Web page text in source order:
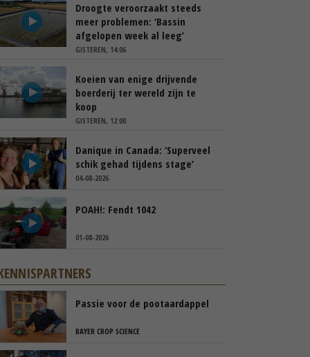
Droogte veroorzaakt steeds
meer problemen: ‘Bassin
afgelopen week al leeg’
GISTEREN, 14:06
Koeien van enige drijvende
boerderij ter wereld zijn te
koop
GISTEREN, 12:00
Danique in Canada: ‘Superveel
schik gehad tijdens stage’
04-08-2026
POAH!: Fendt 1042
01-08-2026
Passie voor de pootaardappel
BAYER CROP SCIENCE